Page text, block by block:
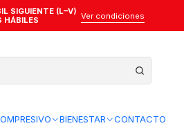
BIENESTAR CONTACTO
SIGUIENTE (L–V)
HÁBILES
Ver condiciones
general. Ideales para uso